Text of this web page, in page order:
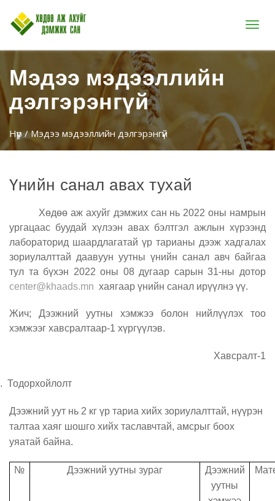
Цэс
Мэдээ мэдээллийн
дэлгэрэнгүй
Нүүр/ Мэдээ мэдээллийн дэлгэрэнгүй
Үнийн санал авах тухай
Хөдөө аж ахуйг дэмжих сан нь 2022 оны намрын
ургацаас буудай хүлээн авах бэлтгэл ажлын хүрээнд
лабораторид шаардлагатай үр тарианы дээж хадгалах
зориулалттай даавуун уутны үнийн санал авч байгаа
тул та бүхэн 2022 оны 08 дугаар сарын 31-ны дотор
center@khaads.mn хаягаар үнийн санал ирүүлнэ үү.
Жич; Дээжний уутны хэмжээ болон нийлүүлэх тоо
хэмжээг хавсралтаар-1 хүргүүлэв.
Хавсралт-1
Тодорхойлолт
Дээжний уут нь 2 кг үр тариа хийх зориулалттай, нүүрэн
талтаа хаяг шошго хийх таславчтай, амсрыг боох
уяатай байна.
№ Дээжний уутны зураг
Дээжний
уутны